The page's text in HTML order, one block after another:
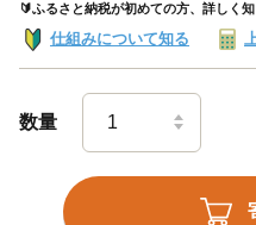
🔰ふるさと納税が初めての方、詳しく
仕組みについて知る
数量